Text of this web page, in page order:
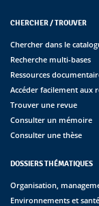
CHERCHER / TROUVER
Chercher dans le
Recherche multi-bases
Ressources
Accéder facilement aux
Trouver une revue
Consulter un mémoire
Consulter une thèse
DOSSIERS THÉMATIQUES
Organisation,
Environnements et santé